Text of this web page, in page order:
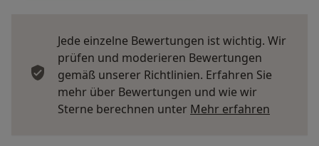
Jede einzelne Bewertungen ist wichtig. Wir
prüfen und moderieren Bewertungen
gemäß unserer Richtlinien. Erfahren Sie
mehr über Bewertungen und wie wir
Sterne berechnen unter Mehr erfahren